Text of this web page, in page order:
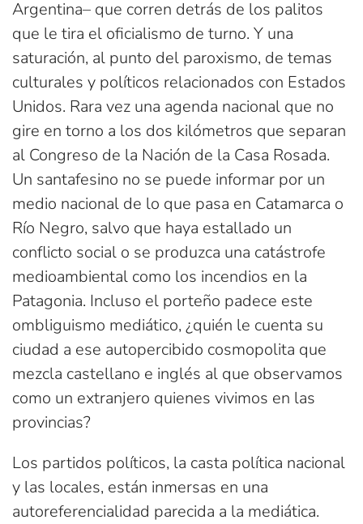
Argentina– que corren detrás de los palitos
que le tira el oficialismo de turno. Y una
saturación, al punto del paroxismo, de temas
culturales y políticos relacionados con Estados
Unidos. Rara vez una agenda nacional que no
gire en torno a los dos kilómetros que separan
al Congreso de la Nación de la Casa Rosada.
Un santafesino no se puede informar por un
medio nacional de lo que pasa en Catamarca o
Río Negro, salvo que haya estallado un
conflicto social o se produzca una catástrofe
medioambiental como los incendios en la
Patagonia. Incluso el porteño padece este
ombliguismo mediático, ¿quién le cuenta su
ciudad a ese autopercibido cosmopolita que
mezcla castellano e inglés al que observamos
como un extranjero quienes vivimos en las
provincias?
Los partidos políticos, la casta política nacional
y las locales, están inmersas en una
autoreferencialidad parecida a la mediática.